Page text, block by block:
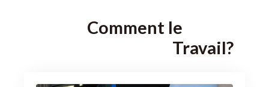
Comment le
Travail?